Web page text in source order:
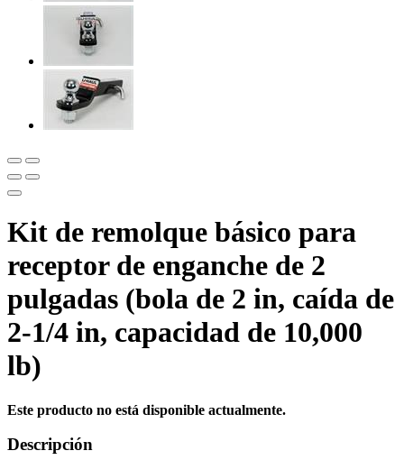
Kit de remolque básico para
receptor de enganche de 2
pulgadas (bola de 2 in, caída de
2-1/4 in, capacidad de 10,000
lb)
Este producto no está disponible actualmente.
Descripción